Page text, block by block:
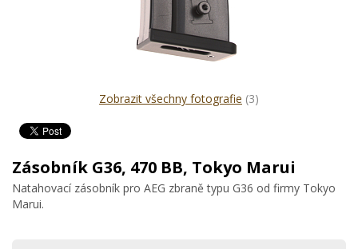
Zobrazit všechny fotografie (3)
Zásobník G36, 470 BB, Tokyo Marui
Natahovací zásobník pro AEG zbraně typu G36 od firmy Tokyo
Marui.